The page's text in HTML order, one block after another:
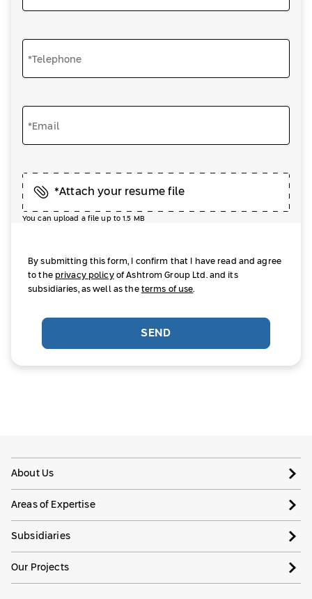
*Telephone
*Email
*Attach your resume file
You can upload a file up to 1.5 MB
By submitting this form, I confirm that I have read and agree
to the privacy policyof Ashtrom Group Ltd. and its
subsidiaries, as well as the terms of use.
SEND
About Us
Areas of Expertise
Subsidiaries
Our Projects